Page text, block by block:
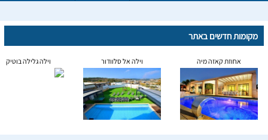
מקומות חדשים באתר
אחוזת קאזה מיה וילה אל סלוודור וילה גלילה בוטיק